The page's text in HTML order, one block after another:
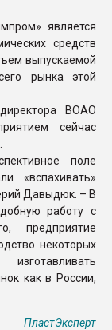
является
средств
выпускаемой
рынка этой
ВОАО
сейчас
поле
«вспахивать»
Давыдюк. – В
работу с
предприятие
некоторых
как в России,
ПластЭксперт